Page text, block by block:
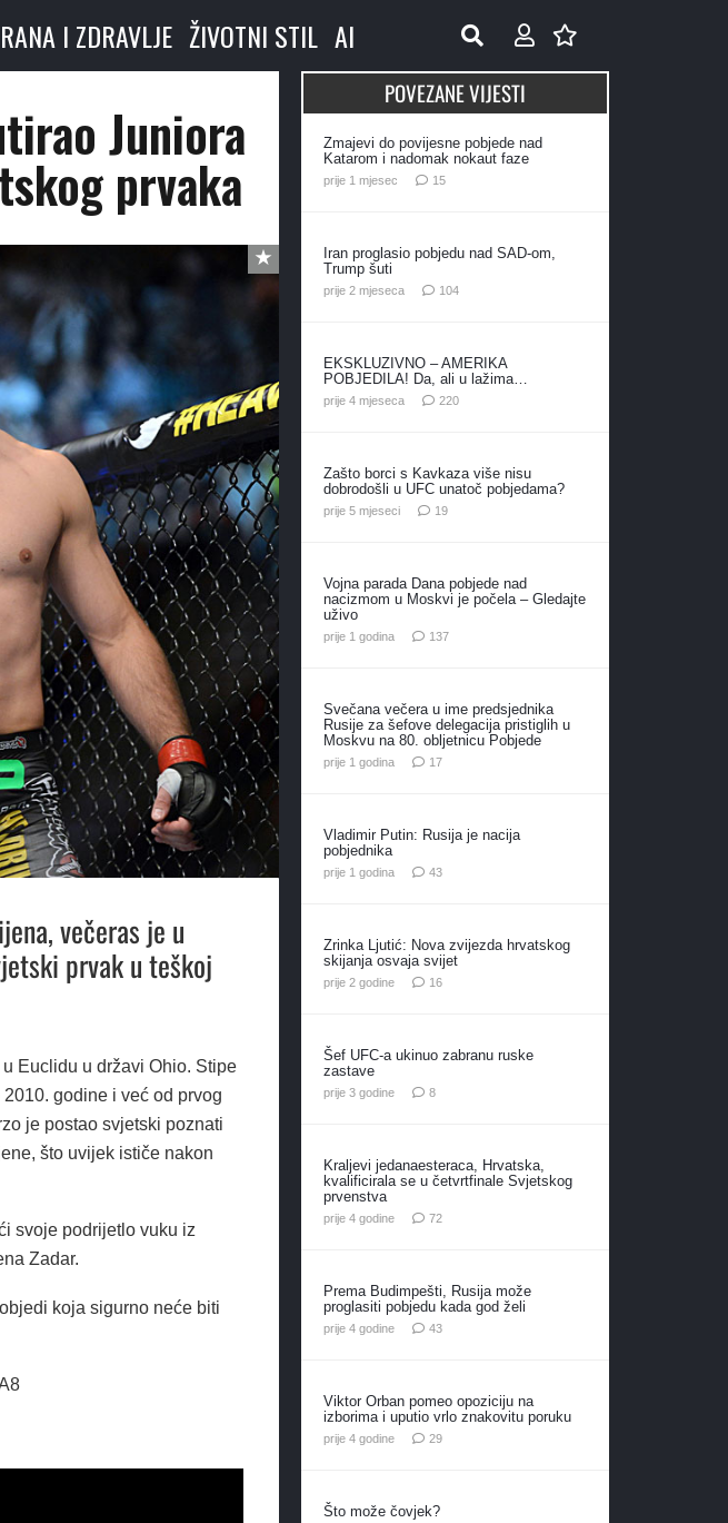
I ZDRAVLJE ŽIVOTNI STIL AI
Juniora
prvaka
večeras je u
prvak u teškoj
Euclidu u državi Ohio. Stipe
godine i već od prvog
je postao svjetski poznati
što uvijek ističe nakon
svoje podrijetlo vuku iz
Zadar.
koja sigurno neće biti
POVEZANE VIJESTI
Zmajevi do povijesne pobjede nad
Katarom i nadomak nokaut faze
prije 1 mjesec 15komentara
Iran proglasio pobjedu nad SAD-om,
Trump šuti
prije 2 mjeseca 104komentara
EKSKLUZIVNO – AMERIKA
POBJEDILA! Da, ali u lažima…
prije 4 mjeseca 220komentara
Zašto borci s Kavkaza više nisu
dobrodošli u UFC unatoč pobjedama?
prije 5 mjeseci 19komentara
Vojna parada Dana pobjede nad
nacizmom u Moskvi je počela – Gledajte
uživo
prije 1 godina 137komentara
Svečana večera u ime predsjednika
Rusije za šefove delegacija pristiglih u
Moskvu na 80. obljetnicu Pobjede
prije 1 godina 17komentara
Vladimir Putin: Rusija je nacija
pobjednika
prije 1 godina 43komentara
Zrinka Ljutić: Nova zvijezda hrvatskog
skijanja osvaja svijet
prije 2 godine 16komentara
Šef UFC-a ukinuo zabranu ruske
zastave
prije 3 godine 8komentara
Kraljevi jedanaesteraca, Hrvatska,
kvalificirala se u četvrtfinale Svjetskog
prvenstva
prije 4 godine 72komentara
Prema Budimpešti, Rusija može
proglasiti pobjedu kada god želi
prije 4 godine 43komentara
Viktor Orban pomeo opoziciju na
izborima i uputio vrlo znakovitu poruku
prije 4 godine 29komentara
Što može čovjek?